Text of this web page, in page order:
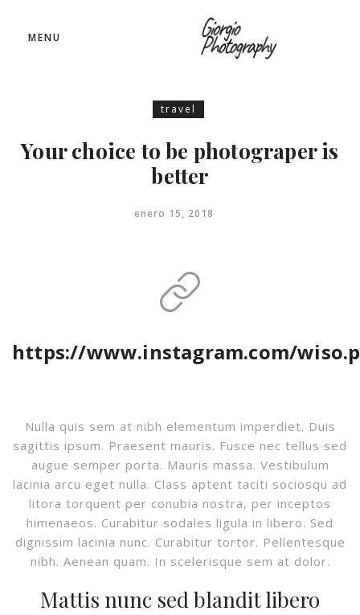
MENU
travel
Your choice to be photograper is
better
enero 15, 2018
https://www.instagram.com/
Nulla quis sem at nibh elementum imperdiet. Duis
sagittis ipsum. Praesent mauris. Fusce nec tellus sed
augue semper porta. Mauris massa. Vestibulum
lacinia arcu eget nulla. Class aptent taciti sociosqu ad
litora torquent per conubia nostra, per inceptos
himenaeos. Curabitur sodales ligula in libero. Sed
dignissim lacinia nunc. Curabitur tortor. Pellentesque
nibh. Aenean quam. In scelerisque sem at dolor.
Mattis nunc sed blandit libero